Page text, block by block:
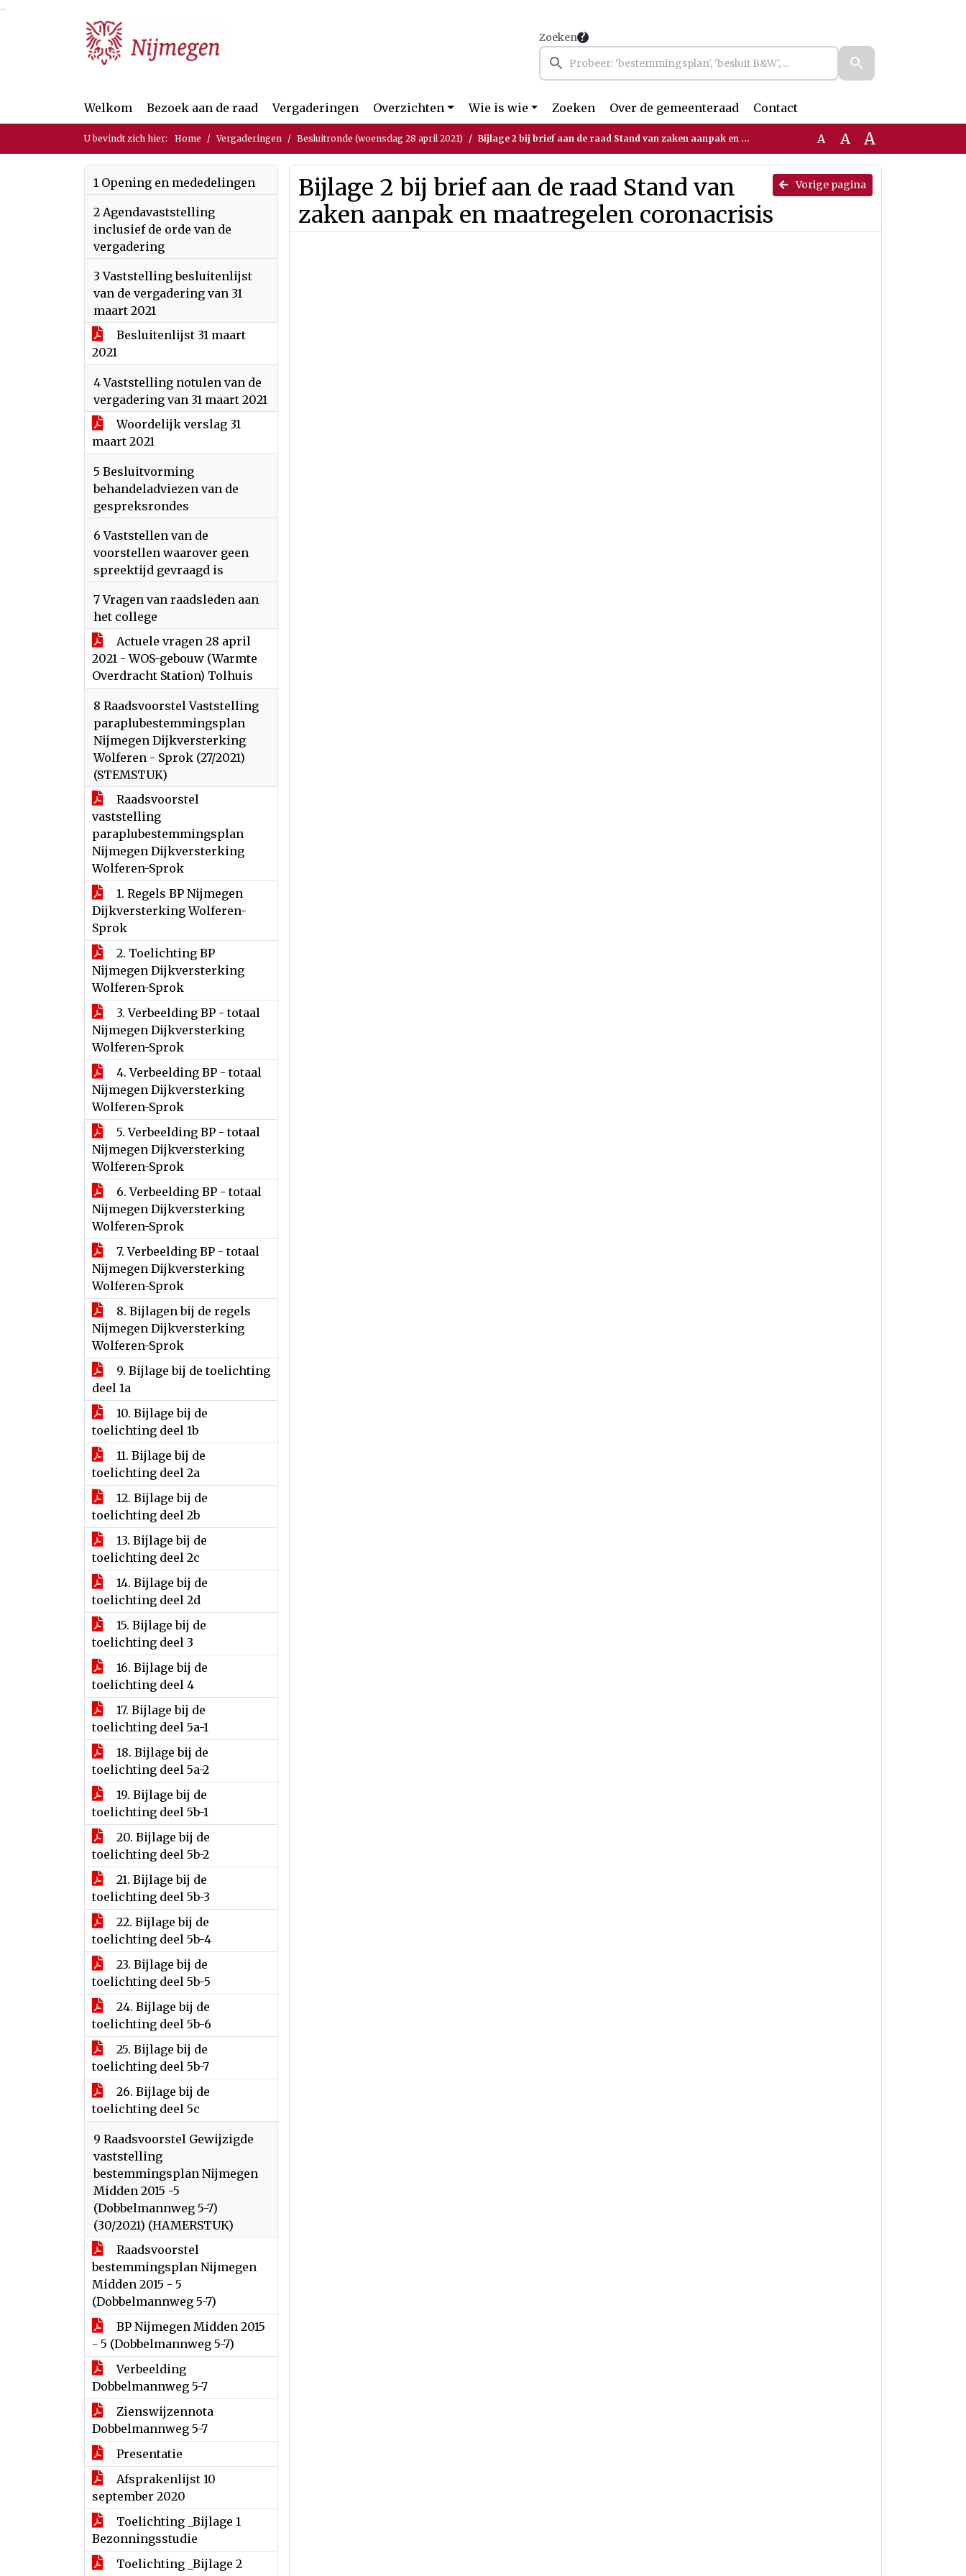
Ga naar de inhoud van deze pagina
Ga naar het zoeken
Ga naar het menu
Zoeken
Welkom Bezoek aan de raad Vergaderingen Overzichten Wie is wie Zoeken Over de gemeenteraad Contact
U bevindt zich hier: Home Vergaderingen Besluitronde (woensdag 28 april 2021) Bijlage 2 bij brief aan de raad Stand van zaken aanpak en maatregelen coronacrisis A A A
1 Opening en mededelingen
2 Agendavaststelling
inclusief de orde van de
vergadering
3 Vaststelling besluitenlijst
van de vergadering van 31
maart 2021
Besluitenlijst 31 maart
2021
4 Vaststelling notulen van de
vergadering van 31 maart 2021
Woordelijk verslag 31
maart 2021
5 Besluitvorming
behandeladviezen van de
gespreksrondes
6 Vaststellen van de
voorstellen waarover geen
spreektijd gevraagd is
7 Vragen van raadsleden aan
het college
Actuele vragen 28 april
2021 - WOS-gebouw (Warmte
Overdracht Station) Tolhuis
8 Raadsvoorstel Vaststelling
paraplubestemmingsplan
Nijmegen Dijkversterking
Wolferen - Sprok (27/2021)
(STEMSTUK)
Raadsvoorstel
vaststelling
paraplubestemmingsplan
Nijmegen Dijkversterking
Wolferen-Sprok
1. Regels BP Nijmegen
Dijkversterking Wolferen-
Sprok
2. Toelichting BP
Nijmegen Dijkversterking
Wolferen-Sprok
3. Verbeelding BP - totaal
Nijmegen Dijkversterking
Wolferen-Sprok
4. Verbeelding BP - totaal
Nijmegen Dijkversterking
Wolferen-Sprok
5. Verbeelding BP - totaal
Nijmegen Dijkversterking
Wolferen-Sprok
6. Verbeelding BP - totaal
Nijmegen Dijkversterking
Wolferen-Sprok
7. Verbeelding BP - totaal
Nijmegen Dijkversterking
Wolferen-Sprok
8. Bijlagen bij de regels
Nijmegen Dijkversterking
Wolferen-Sprok
9. Bijlage bij de toelichting
deel 1a
10. Bijlage bij de
toelichting deel 1b
11. Bijlage bij de
toelichting deel 2a
12. Bijlage bij de
toelichting deel 2b
13. Bijlage bij de
toelichting deel 2c
14. Bijlage bij de
toelichting deel 2d
15. Bijlage bij de
toelichting deel 3
16. Bijlage bij de
toelichting deel 4
17. Bijlage bij de
toelichting deel 5a-1
18. Bijlage bij de
toelichting deel 5a-2
19. Bijlage bij de
toelichting deel 5b-1
20. Bijlage bij de
toelichting deel 5b-2
21. Bijlage bij de
toelichting deel 5b-3
22. Bijlage bij de
toelichting deel 5b-4
23. Bijlage bij de
toelichting deel 5b-5
24. Bijlage bij de
toelichting deel 5b-6
25. Bijlage bij de
toelichting deel 5b-7
26. Bijlage bij de
toelichting deel 5c
9 Raadsvoorstel Gewijzigde
vaststelling
bestemmingsplan Nijmegen
Midden 2015 -5
(Dobbelmannweg 5-7)
(30/2021) (HAMERSTUK)
Raadsvoorstel
bestemmingsplan Nijmegen
Midden 2015 - 5
(Dobbelmannweg 5-7)
BP Nijmegen Midden 2015
- 5 (Dobbelmannweg 5-7)
Verbeelding
Dobbelmannweg 5-7
Zienswijzennota
Dobbelmannweg 5-7
Presentatie
Afsprakenlijst 10
september 2020
Toelichting _Bijlage 1
Bezonningsstudie
Toelichting _Bijlage 2
Vorige pagina
Bijlage 2 bij brief aan de raad Stand van
zaken aanpak en maatregelen coronacrisis